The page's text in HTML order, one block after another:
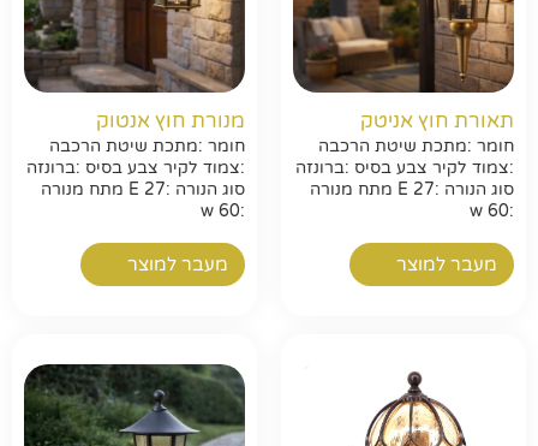
תאורת חוץ אניטק
חומר :מתכת שיטת הרכבה
:צמוד לקיר צבע בסיס :ברונזה
סוג הנורה :E 27 מתח מנורה
:w 60
מעבר למוצר
מנורת חוץ אנטוק
חומר :מתכת שיטת הרכבה
:צמוד לקיר צבע בסיס :ברונזה
סוג הנורה :E 27 מתח מנורה
:w 60
מעבר למוצר